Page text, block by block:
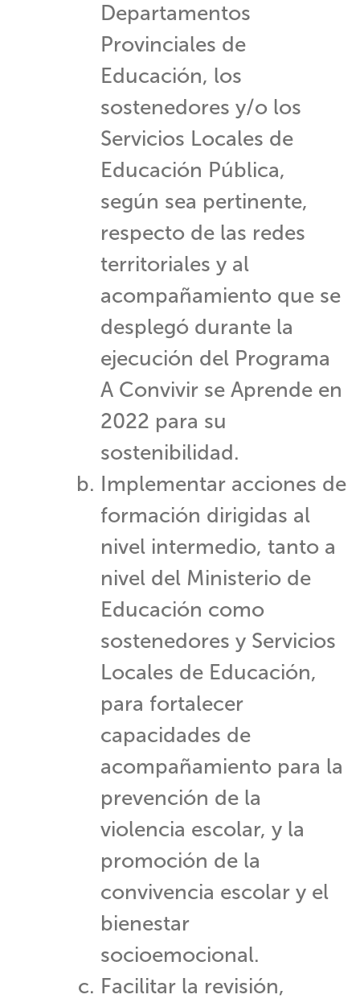
Departamentos
Provinciales de
Educación, los
sostenedores y/o los
Servicios Locales de
Educación Pública,
según sea pertinente,
respecto de las redes
territoriales y al
acompañamiento que se
desplegó durante la
ejecución del Programa
A Convivir se Aprende en
2022 para su
sostenibilidad.
Implementar acciones de
formación dirigidas al
nivel intermedio, tanto a
nivel del Ministerio de
Educación como
sostenedores y Servicios
Locales de Educación,
para fortalecer
capacidades de
acompañamiento para la
prevención de la
violencia escolar, y la
promoción de la
convivencia escolar y el
bienestar
socioemocional.
Facilitar la revisión,